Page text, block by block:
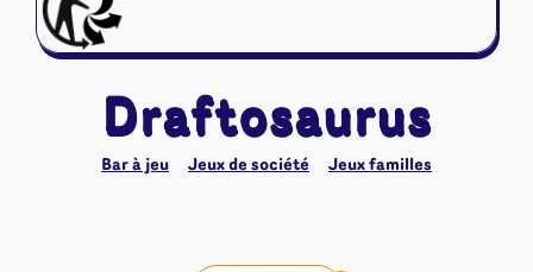
Draftosaurus
Bar à jeu Jeux de société Jeux familles